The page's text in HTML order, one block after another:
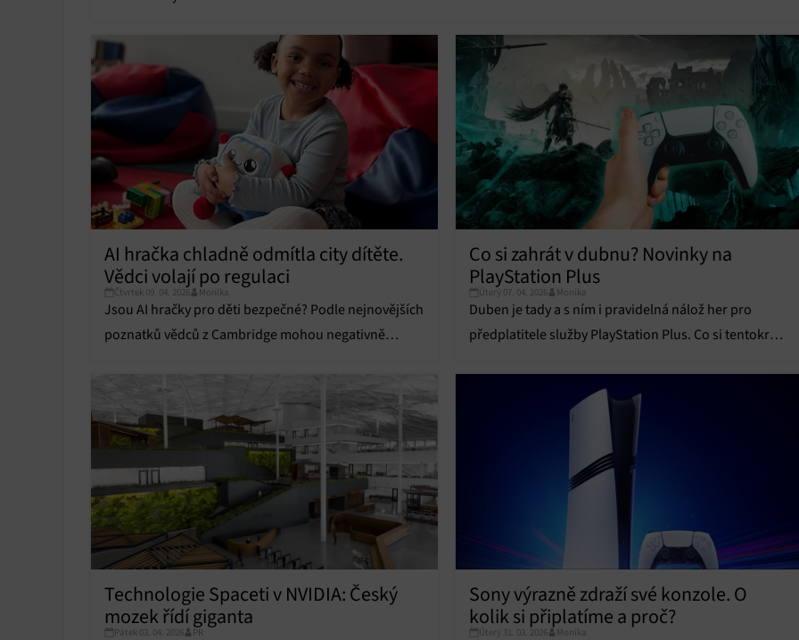
AI hračka chladně odmítla city dítěte.
Vědci volají po regulaci
Čtvrtek 09. 04. 2026 Monika
Jsou AI hračky pro děti bezpečné? Podle nejnovějších
poznatků vědců z Cambridge mohou negativně
Co si zahrát v dubnu? Novinky na
PlayStation Plus
Úterý 07. 04. 2026 Monika
Duben je tady a s ním i pravidelná nálož her pro
předplatitele služby PlayStation Plus. Co si tentokrát
Technologie Spaceti v NVIDIA: Český
mozek řídí giganta
Pátek 03. 04. 2026 PR
Sony výrazně zdraží své konzole. O
kolik si připlatíme a proč?
Úterý 31. 03. 2026 Monika